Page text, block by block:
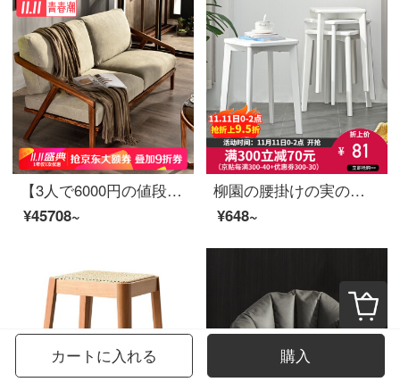
【3人で6000円の値段を手に入れました。】青春潮北欧ソファーの木のソファーです。実木セットの布芸烏金木三人です。（1.8 m）烏金木
¥45708~
柳園の腰掛けの実の木の腰掛けの家の居間の食事の腰掛けの小さい腰掛けの実の木の四角の腰掛けの小さい腰掛けの高腰掛けのファッション的なアイデアの木の腰掛けの白色の単に【ゴムの木】
¥648~
カートに入れる 購入